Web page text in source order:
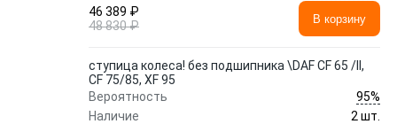
46 389 ₽
48 830 ₽
В корзину
ступица колеса! без подшипника \DAF CF 65 /II,
CF 75/85, XF 95
Вероятность
95%
Наличие
2 шт.